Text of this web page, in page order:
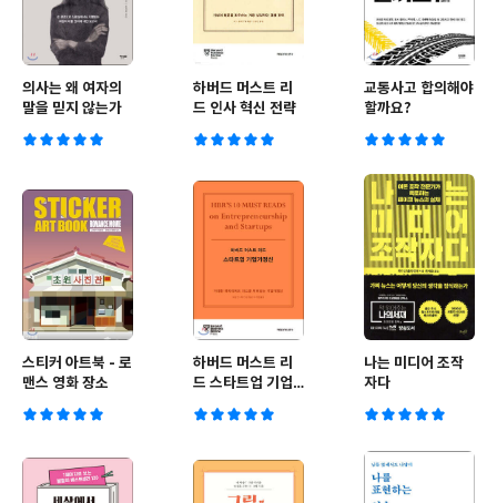
의사는 왜 여자의
말을 믿지 않는가
하버드 머스트 리
드 인사 혁신 전략
교통사고 합의해야
할까요?
스티커 아트북 - 로
맨스 영화 장소
하버드 머스트 리
드 스타트업 기업
나는 미디어 조작
자다